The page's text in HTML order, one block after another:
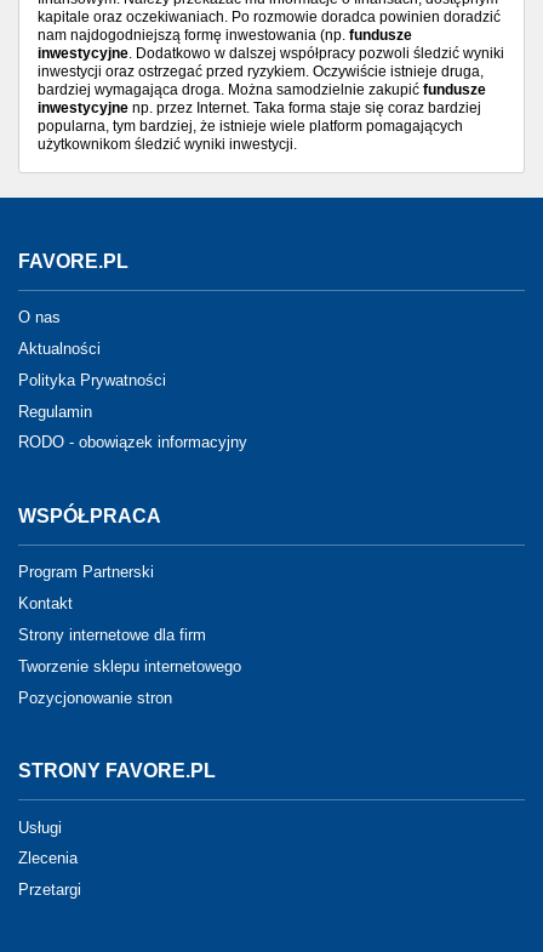
kapitale oraz oczekiwaniach. Po rozmowie doradca powinien doradzić
nam najdogodniejszą formę inwestowania (np. fundusze
inwestycyjne. Dodatkowo w dalszej współpracy pozwoli śledzić wyniki
inwestycji oraz ostrzegać przed ryzykiem. Oczywiście istnieje druga,
bardziej wymagająca droga. Można samodzielnie zakupić fundusze
inwestycyjne np. przez Internet. Taka forma staje się coraz bardziej
popularna, tym bardziej, że istnieje wiele platform pomagających
użytkownikom śledzić wyniki inwestycji.
FAVORE.PL
O nas
Aktualności
Polityka Prywatności
Regulamin
RODO - obowiązek informacyjny
WSPÓŁPRACA
Program Partnerski
Kontakt
Strony internetowe dla firm
Tworzenie sklepu internetowego
Pozycjonowanie stron
STRONY FAVORE.PL
Usługi
Zlecenia
Przetargi